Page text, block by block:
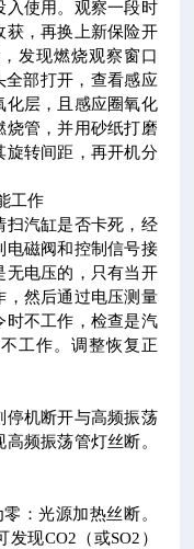
入使用。观察一段时
获，再换上新保险开
发现燃烧观察窗口
部打开，查看感应
化层，且感应圈氧化
烧管，并用砂纸打磨
旋转间距，再开机分
工作
扫汽缸是否卡死，经
电磁阀和控制信号接
无电压的，只有当开
，然后通过电压测量
时不工作，检查是汽
工作。调整恢复正
停机断开与高频振荡
频振荡管灯丝断。
：光源加热丝断。
现CO2（或SO2）